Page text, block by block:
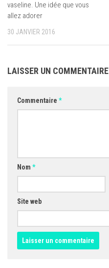
vaseline. Une idée que vous
allez adorer
30 JANVIER 2016
LAISSER UN COMMENTAIRE
Commentaire *
Nom *
Site web